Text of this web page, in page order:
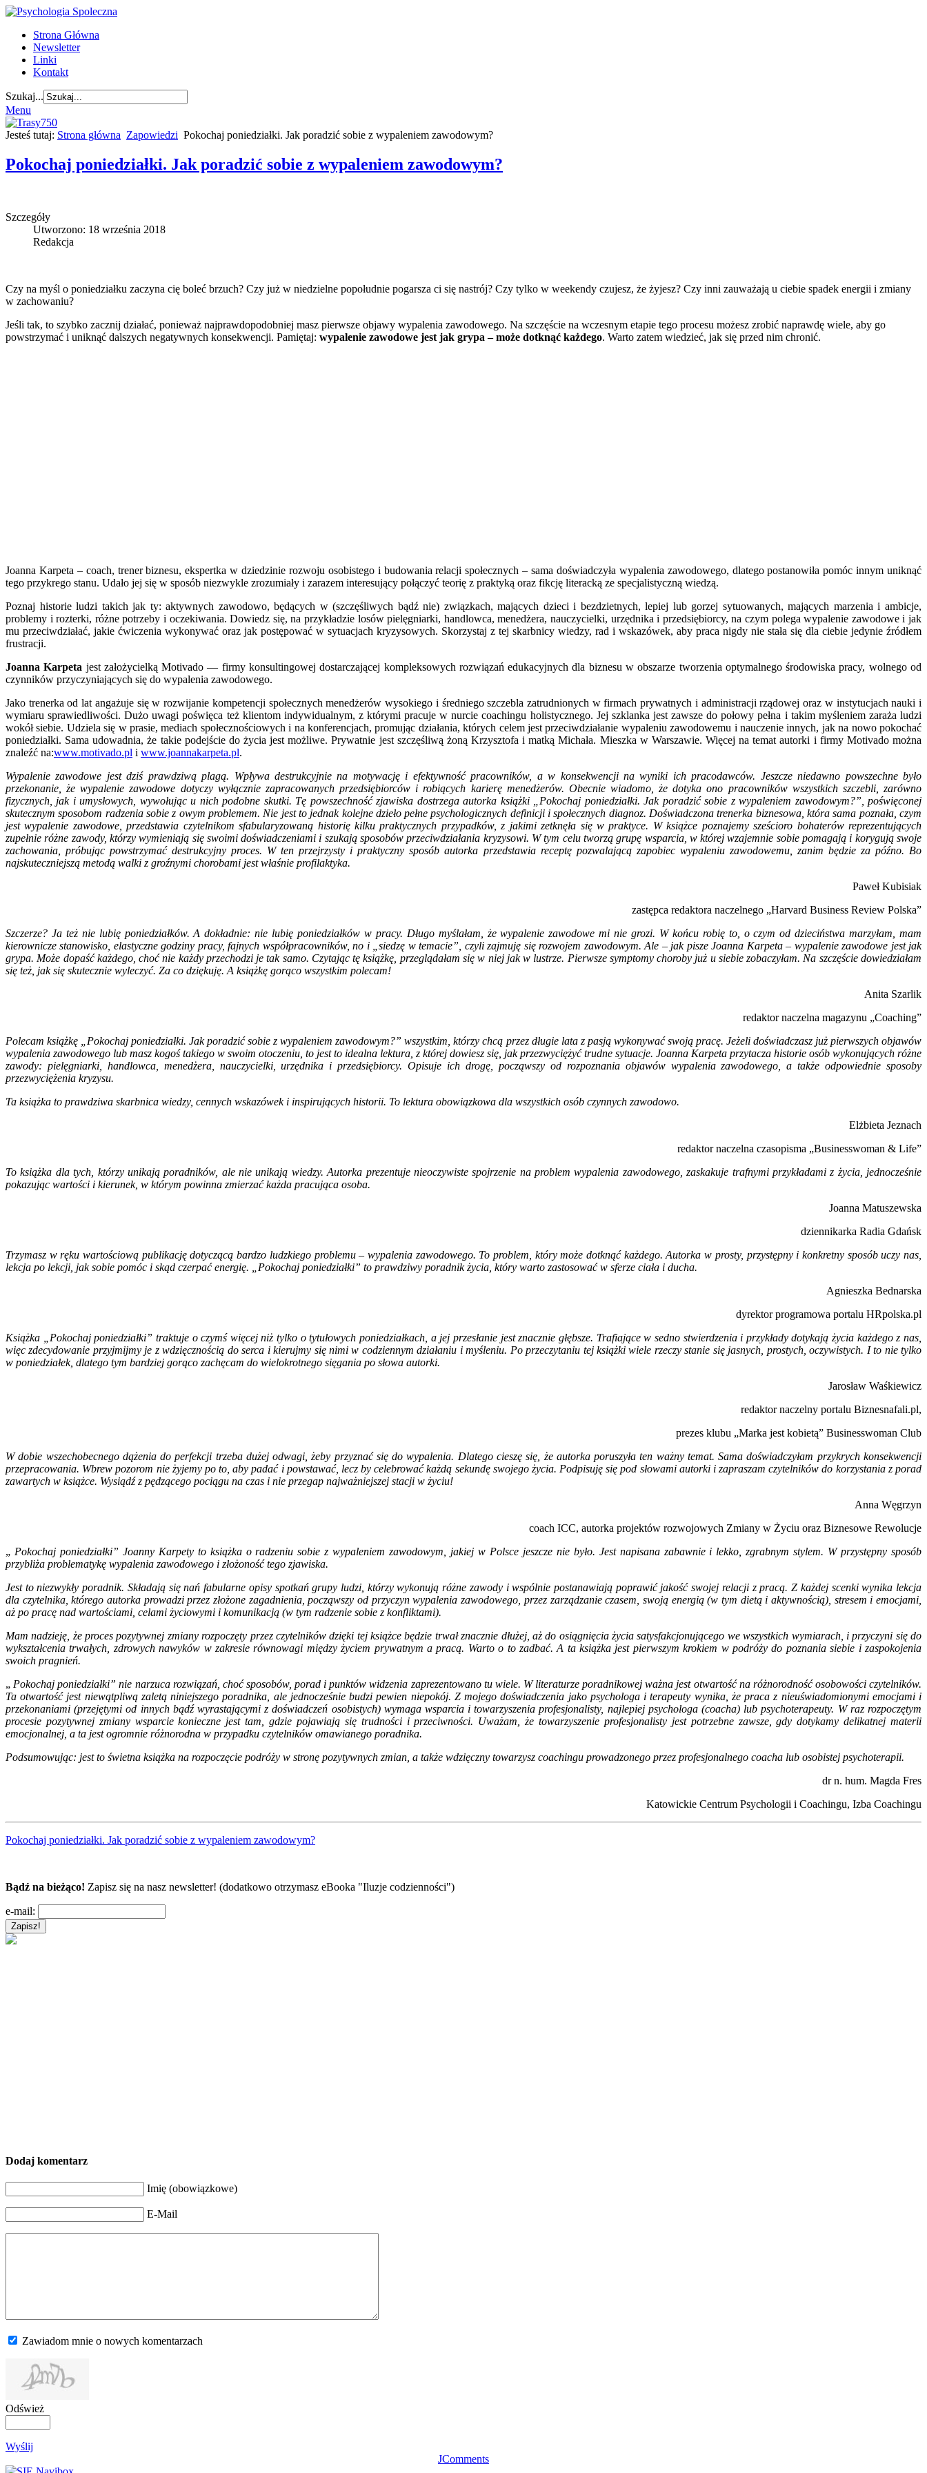
Strona Główna
Newsletter
Linki
Kontakt
Szukaj...
Menu
Jesteś tutaj: Strona główna Zapowiedzi Pokochaj poniedziałki. Jak poradzić sobie z wypaleniem zawodowym?
Pokochaj poniedziałki. Jak poradzić sobie z wypaleniem zawodowym?
Szczegóły
Utworzono: 18 września 2018
Redakcja
Czy na myśl o poniedziałku zaczyna cię boleć brzuch? Czy już w niedzielne popołudnie pogarsza ci się nastrój? Czy tylko w weekendy czujesz, że żyjesz? Czy inni zauważają u ciebie spadek energii i zmiany
w zachowaniu?
Jeśli tak, to szybko zacznij działać, ponieważ najprawdopodobniej masz pierwsze objawy wypalenia zawodowego. Na szczęście na wczesnym etapie tego procesu możesz zrobić naprawdę wiele, aby go
powstrzymać i uniknąć dalszych negatywnych konsekwencji. Pamiętaj: wypalenie zawodowe jest jak grypa – może dotknąć każdego. Warto zatem wiedzieć, jak się przed nim chronić.
Joanna Karpeta – coach, trener biznesu, ekspertka w dziedzinie rozwoju osobistego i budowania relacji społecznych – sama doświadczyła wypalenia zawodowego, dlatego postanowiła pomóc innym uniknąć
tego przykrego stanu. Udało jej się w sposób niezwykle zrozumiały i zarazem interesujący połączyć teorię z praktyką oraz fikcję literacką ze specjalistyczną wiedzą.
Poznaj historie ludzi takich jak ty: aktywnych zawodowo, będących w (szczęśliwych bądź nie) związkach, mających dzieci i bezdzietnych, lepiej lub gorzej sytuowanych, mających marzenia i ambicje,
problemy i rozterki, różne potrzeby i oczekiwania. Dowiedz się, na przykładzie losów pielęgniarki, handlowca, menedżera, nauczycielki, urzędnika i przedsiębiorcy, na czym polega wypalenie zawodowe i jak
mu przeciwdziałać, jakie ćwiczenia wykonywać oraz jak postępować w sytuacjach kryzysowych. Skorzystaj z tej skarbnicy wiedzy, rad i wskazówek, aby praca nigdy nie stała się dla ciebie jedynie źródłem
frustracji.
Joanna Karpeta jest założycielką Motivado — firmy konsultingowej dostarczającej kompleksowych rozwiązań edukacyjnych dla biznesu w obszarze tworzenia optymalnego środowiska pracy, wolnego od
czynników przyczyniających się do wypalenia zawodowego.
Jako trenerka od lat angażuje się w rozwijanie kompetencji społecznych menedżerów wysokiego i średniego szczebla zatrudnionych w firmach prywatnych i administracji rządowej oraz w instytucjach nauki i
wymiaru sprawiedliwości. Dużo uwagi poświęca też klientom indywidualnym, z którymi pracuje w nurcie coachingu holistycznego. Jej szklanka jest zawsze do połowy pełna i takim myśleniem zaraża ludzi
wokół siebie. Udziela się w prasie, mediach społecznościowych i na konferencjach, promując działania, których celem jest przeciwdziałanie wypaleniu zawodowemu i nauczenie innych, jak na nowo pokochać
poniedziałki. Sama udowadnia, że takie podejście do życia jest możliwe. Prywatnie jest szczęśliwą żoną Krzysztofa i matką Michała. Mieszka w Warszawie. Więcej na temat autorki i firmy Motivado można
znaleźć na:www.motivado.pl i www.joannakarpeta.pl.
Wypalenie zawodowe jest dziś prawdziwą plagą. Wpływa destrukcyjnie na motywację i efektywność pracowników, a w konsekwencji na wyniki ich pracodawców. Jeszcze niedawno powszechne było
przekonanie, że wypalenie zawodowe dotyczy wyłącznie zapracowanych przedsiębiorców i robiących karierę menedżerów. Obecnie wiadomo, że dotyka ono pracowników wszystkich szczebli, zarówno
fizycznych, jak i umysłowych, wywołując u nich podobne skutki. Tę powszechność zjawiska dostrzega autorka książki „Pokochaj poniedziałki. Jak poradzić sobie z wypaleniem zawodowym?”, poświęconej
skutecznym sposobom radzenia sobie z owym problemem. Nie jest to jednak kolejne dzieło pełne psychologicznych definicji i społecznych diagnoz. Doświadczona trenerka biznesowa, która sama poznała, czym
jest wypalenie zawodowe, przedstawia czytelnikom sfabularyzowaną historię kilku praktycznych przypadków, z jakimi zetknęła się w praktyce. W książce poznajemy sześcioro bohaterów reprezentujących
zupełnie różne zawody, którzy wymieniają się swoimi doświadczeniami i szukają sposobów przeciwdziałania kryzysowi. W tym celu tworzą grupę wsparcia, w której wzajemnie sobie pomagają i korygują swoje
zachowania, próbując powstrzymać destrukcyjny proces. W ten przejrzysty i praktyczny sposób autorka przedstawia receptę pozwalającą zapobiec wypaleniu zawodowemu, zanim będzie za późno. Bo
najskuteczniejszą metodą walki z groźnymi chorobami jest właśnie profilaktyka.
Paweł Kubisiak
zastępca redaktora naczelnego „Harvard Business Review Polska”
Szczerze? Ja też nie lubię poniedziałków. A dokładnie: nie lubię poniedziałków w pracy. Długo myślałam, że wypalenie zawodowe mi nie grozi. W końcu robię to, o czym od dzieciństwa marzyłam, mam
kierownicze stanowisko, elastyczne godziny pracy, fajnych współpracowników, no i „siedzę w temacie”, czyli zajmuję się rozwojem zawodowym. Ale – jak pisze Joanna Karpeta – wypalenie zawodowe jest jak
grypa. Może dopaść każdego, choć nie każdy przechodzi je tak samo. Czytając tę książkę, przeglądałam się w niej jak w lustrze. Pierwsze symptomy choroby już u siebie zobaczyłam. Na szczęście dowiedziałam
się też, jak się skutecznie wyleczyć. Za co dziękuję. A książkę gorąco wszystkim polecam!
Anita Szarlik
redaktor naczelna magazynu „Coaching”
Polecam książkę „Pokochaj poniedziałki. Jak poradzić sobie z wypaleniem zawodowym?” wszystkim, którzy chcą przez długie lata z pasją wykonywać swoją pracę. Jeżeli doświadczasz już pierwszych objawów
wypalenia zawodowego lub masz kogoś takiego w swoim otoczeniu, to jest to idealna lektura, z której dowiesz się, jak przezwyciężyć trudne sytuacje. Joanna Karpeta przytacza historie osób wykonujących różne
zawody: pielęgniarki, handlowca, menedżera, nauczycielki, urzędnika i przedsiębiorcy. Opisuje ich drogę, począwszy od rozpoznania objawów wypalenia zawodowego, a także odpowiednie sposoby
przezwyciężenia kryzysu.
Ta książka to prawdziwa skarbnica wiedzy, cennych wskazówek i inspirujących historii. To lektura obowiązkowa dla wszystkich osób czynnych zawodowo.
Elżbieta Jeznach
redaktor naczelna czasopisma „Businesswoman & Life”
To książka dla tych, którzy unikają poradników, ale nie unikają wiedzy. Autorka prezentuje nieoczywiste spojrzenie na problem wypalenia zawodowego, zaskakuje trafnymi przykładami z życia, jednocześnie
pokazując wartości i kierunek, w którym powinna zmierzać każda pracująca osoba.
Joanna Matuszewska
dziennikarka Radia Gdańsk
Trzymasz w ręku wartościową publikację dotyczącą bardzo ludzkiego problemu – wypalenia zawodowego. To problem, który może dotknąć każdego. Autorka w prosty, przystępny i konkretny sposób uczy nas,
lekcja po lekcji, jak sobie pomóc i skąd czerpać energię. „Pokochaj poniedziałki” to prawdziwy poradnik życia, który warto zastosować w sferze ciała i ducha.
Agnieszka Bednarska
dyrektor programowa portalu HRpolska.pl
Książka „Pokochaj poniedziałki” traktuje o czymś więcej niż tylko o tytułowych poniedziałkach, a jej przesłanie jest znacznie głębsze. Trafiające w sedno stwierdzenia i przykłady dotykają życia każdego z nas,
więc zdecydowanie przyjmijmy je z wdzięcznością do serca i kierujmy się nimi w codziennym działaniu i myśleniu. Po przeczytaniu tej książki wiele rzeczy stanie się jasnych, prostych, oczywistych. I to nie tylko
w poniedziałek, dlatego tym bardziej gorąco zachęcam do wielokrotnego sięgania po słowa autorki.
Jarosław Waśkiewicz
redaktor naczelny portalu Biznesnafali.pl,
prezes klubu „Marka jest kobietą” Businesswoman Club
W dobie wszechobecnego dążenia do perfekcji trzeba dużej odwagi, żeby przyznać się do wypalenia. Dlatego cieszę się, że autorka poruszyła ten ważny temat. Sama doświadczyłam przykrych konsekwencji
przepracowania. Wbrew pozorom nie żyjemy po to, aby padać i powstawać, lecz by celebrować każdą sekundę swojego życia. Podpisuję się pod słowami autorki i zapraszam czytelników do korzystania z porad
zawartych w książce. Wysiądź z pędzącego pociągu na czas i nie przegap najważniejszej stacji w życiu!
Anna Węgrzyn
coach ICC, autorka projektów rozwojowych Zmiany w Życiu oraz Biznesowe Rewolucje
„ Pokochaj poniedziałki” Joanny Karpety to książka o radzeniu sobie z wypaleniem zawodowym, jakiej w Polsce jeszcze nie było. Jest napisana zabawnie i lekko, zgrabnym stylem. W przystępny sposób
przybliża problematykę wypalenia zawodowego i złożoność tego zjawiska.
Jest to niezwykły poradnik. Składają się nań fabularne opisy spotkań grupy ludzi, którzy wykonują różne zawody i wspólnie postanawiają poprawić jakość swojej relacji z pracą. Z każdej scenki wynika lekcja
dla czytelnika, którego autorka prowadzi przez złożone zagadnienia, począwszy od przyczyn wypalenia zawodowego, przez zarządzanie czasem, swoją energią (w tym dietą i aktywnością), stresem i emocjami,
aż po pracę nad wartościami, celami życiowymi i komunikacją (w tym radzenie sobie z konfliktami).
Mam nadzieję, że proces pozytywnej zmiany rozpoczęty przez czytelników dzięki tej książce będzie trwał znacznie dłużej, aż do osiągnięcia życia satysfakcjonującego we wszystkich wymiarach, i przyczyni się do
wykształcenia trwałych, zdrowych nawyków w zakresie równowagi między życiem prywatnym a pracą. Warto o to zadbać. A ta książka jest pierwszym krokiem w podróży do poznania siebie i zaspokojenia
swoich pragnień.
„ Pokochaj poniedziałki” nie narzuca rozwiązań, choć sposobów, porad i punktów widzenia zaprezentowano tu wiele. W literaturze poradnikowej ważna jest otwartość na różnorodność osobowości czytelników.
Ta otwartość jest niewątpliwą zaletą niniejszego poradnika, ale jednocześnie budzi pewien niepokój. Z mojego doświadczenia jako psychologa i terapeuty wynika, że praca z nieuświadomionymi emocjami i
przekonaniami (przejętymi od innych bądź wyrastającymi z doświadczeń osobistych) wymaga wsparcia i towarzyszenia profesjonalisty, najlepiej psychologa (coacha) lub psychoterapeuty. W raz rozpoczętym
procesie pozytywnej zmiany wsparcie konieczne jest tam, gdzie pojawiają się trudności i przeciwności. Uważam, że towarzyszenie profesjonalisty jest potrzebne zawsze, gdy dotykamy delikatnej materii
emocjonalnej, a ta jest ogromnie różnorodna w przypadku czytelników omawianego poradnika.
Podsumowując: jest to świetna książka na rozpoczęcie podróży w stronę pozytywnych zmian, a także wdzięczny towarzysz coachingu prowadzonego przez profesjonalnego coacha lub osobistej psychoterapii.
dr n. hum. Magda Fres
Katowickie Centrum Psychologii i Coachingu, Izba Coachingu
Pokochaj poniedziałki. Jak poradzić sobie z wypaleniem zawodowym?
Bądź na bieżąco! Zapisz się na nasz newsletter! (dodatkowo otrzymasz eBooka "Iluzje codzienności")
e-mail:
Dodaj komentarz
Imię (obowiązkowe)
E-Mail
Zawiadom mnie o nowych komentarzach
Odśwież
Wyślij
JComments